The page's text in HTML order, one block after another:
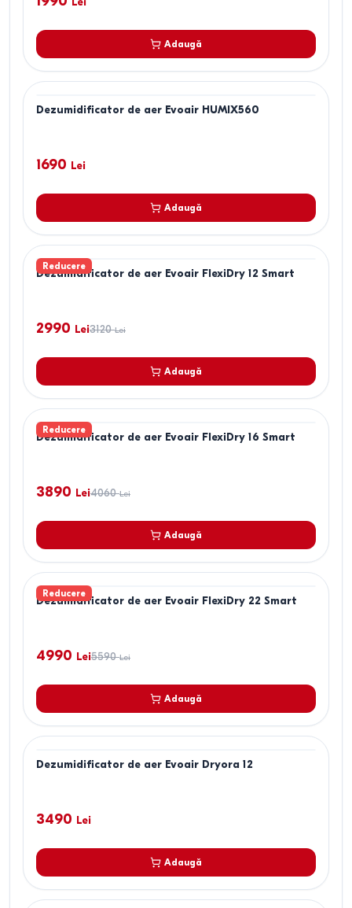
Adaugă
Dezumidificator de aer Evoair HUMIX560
1690 Lei
Adaugă
Reducere
Dezumidificator de aer Evoair FlexiDry 12 Smart
2990 Lei3120 Lei
Adaugă
Reducere
Dezumidificator de aer Evoair FlexiDry 16 Smart
3890 Lei4060 Lei
Adaugă
Reducere
Dezumidificator de aer Evoair FlexiDry 22 Smart
4990 Lei5590 Lei
Adaugă
Dezumidificator de aer Evoair Dryora 12
3490 Lei
Adaugă